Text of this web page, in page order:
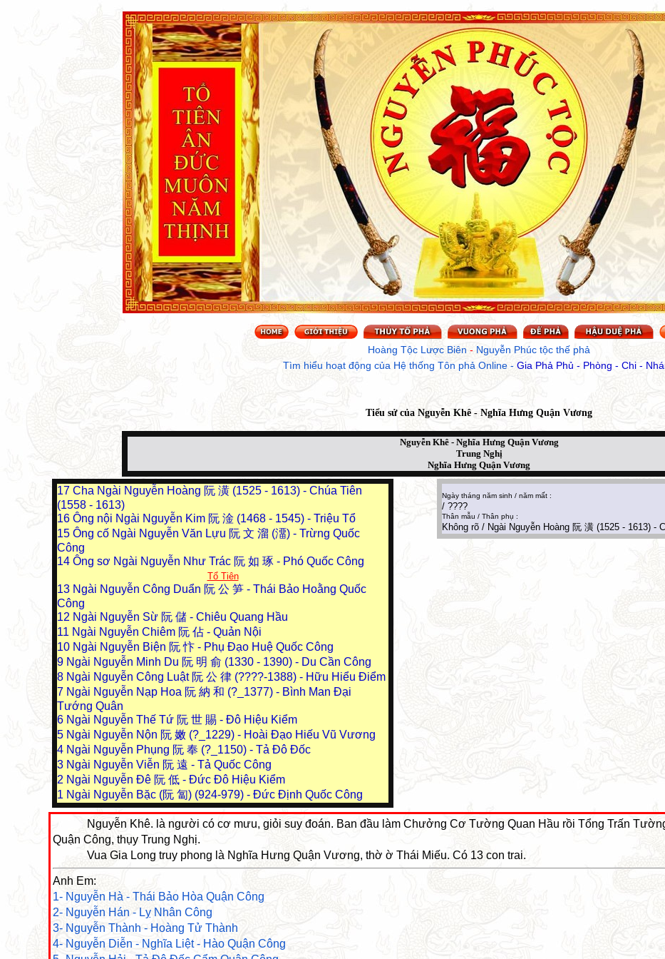
Hoàng Tộc Lược Biên - Nguyễn Phúc tộc thế phả
Tìm hiểu hoạt động của Hệ thống Tôn phả Online - Gia Phả Phủ - Phòng - Chi -
Tiểu sử của Nguyễn Khê - Nghĩa Hưng Quận Vương
Nguyễn Khê - Nghĩa Hưng Quận Vương
Trung Nghị
Nghĩa Hưng Quận Vương
17 Cha Ngài Nguyễn Hoàng 阮 潢 (1525 - 1613) - Chúa Tiên
(1558 - 1613)
16 Ông nội Ngài Nguyễn Kim 阮 淦 (1468 - 1545) - Triệu Tổ
15 Ông cố Ngài Nguyễn Văn Lựu 阮 文 溜 (澑) - Trừng Quốc
Công
14 Ông sơ Ngài Nguyễn Như Trác 阮 如 琢 - Phó Quốc Công
Tổ Tiên
13 Ngài Nguyễn Công Duẩn 阮 公 笋 - Thái Bảo Hoằng Quốc
Công
12 Ngài Nguyễn Sừ 阮 儲 - Chiêu Quang Hầu
11 Ngài Nguyễn Chiêm 阮 佔 - Quản Nội
10 Ngài Nguyễn Biện 阮 忭 - Phụ Đạo Huệ Quốc Công
9 Ngài Nguyễn Minh Du 阮 明 俞 (1330 - 1390) - Du Cần Công
8 Ngài Nguyễn Công Luật 阮 公 律 (????-1388) - Hữu Hiểu Điểm
7 Ngài Nguyễn Nạp Hoa 阮 納 和 (?_1377) - Bình Man Đại
Tướng Quân
6 Ngài Nguyễn Thế Tứ 阮 世 賜 - Đô Hiệu Kiểm
5 Ngài Nguyễn Nộn 阮 嫩 (?_1229) - Hoài Đạo Hiếu Vũ Vương
4 Ngài Nguyễn Phụng 阮 奉 (?_1150) - Tả Đô Đốc
3 Ngài Nguyễn Viễn 阮 遠 - Tả Quốc Công
2 Ngài Nguyễn Đê 阮 低 - Đức Đô Hiệu Kiểm
1 Ngài Nguyễn Bặc (阮 匐) (924-979) - Đức Định Quốc Công
Ngày tháng năm sinh / năm mất :
/ ????
Thân mẫu / Thân phụ :
Không rõ / Ngài Nguyễn Hoàng 阮 潢 (1525 - 1613) -
Nguyễn Khê. là người có cơ mưu, giỏi suy đoán. Ban đầu làm Chưởng Cơ Tường Quan Hầu rồi Tổng Trấn
Quận Công, thụy Trung Nghị.
Vua Gia Long truy phong là Nghĩa Hưng Quận Vương, thờ ờ Thái Miếu. Có 13 con trai.
Anh Em:
1- Nguyễn Hà - Thái Bảo Hòa Quận Công
2- Nguyễn Hán - Lỵ Nhân Công
3- Nguyễn Thành - Hoàng Tử Thành
4- Nguyễn Diễn - Nghĩa Liệt - Hào Quận Công